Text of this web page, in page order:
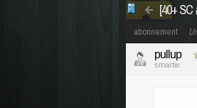
[40+ SC
abonnement
pullup
smartie